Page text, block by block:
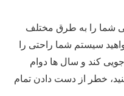
شما را به طرق مختلف
سیستم شما راحتی را
کند و سال ها دوام
کنید، خطر از دست دادن تمام